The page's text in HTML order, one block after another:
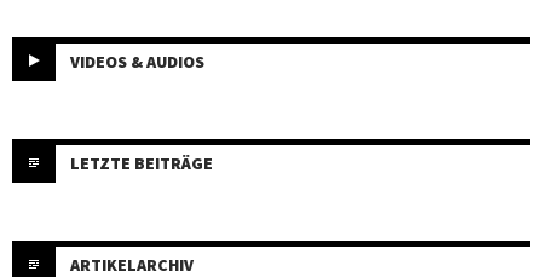
VIDEOS & AUDIOS
LETZTE BEITRÄGE
ARTIKELARCHIV